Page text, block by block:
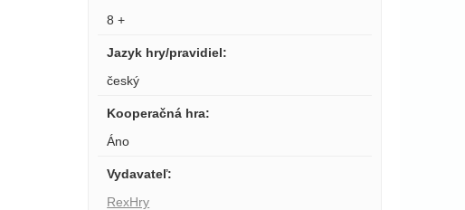
8 +
Jazyk hry/pravidiel:
český
Kooperačná hra:
Áno
Vydavateľ:
RexHry